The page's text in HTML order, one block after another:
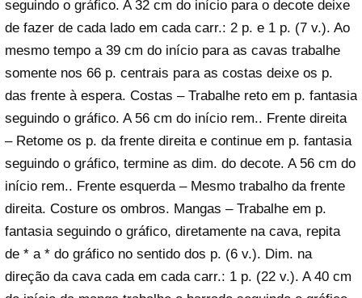
seguindo o gráfico. A 32 cm do início para o decote deixe
de fazer de cada lado em cada carr.: 2 p. e 1 p. (7 v.). Ao
mesmo tempo a 39 cm do início para as cavas trabalhe
somente nos 66 p. centrais para as costas deixe os p.
das frente à espera. Costas – Trabalhe reto em p. fantasia
seguindo o gráfico. A 56 cm do início rem.. Frente direita
– Retome os p. da frente direita e continue em p. fantasia
seguindo o gráfico, termine as dim. do decote. A 56 cm do
início rem.. Frente esquerda – Mesmo trabalho da frente
direita. Costure os ombros. Mangas – Trabalhe em p.
fantasia seguindo o gráfico, diretamente na cava, repita
de * a * do gráfico no sentido dos p. (6 v.). Dim. na
direção da cava cada em cada carr.: 1 p. (22 v.). A 40 cm